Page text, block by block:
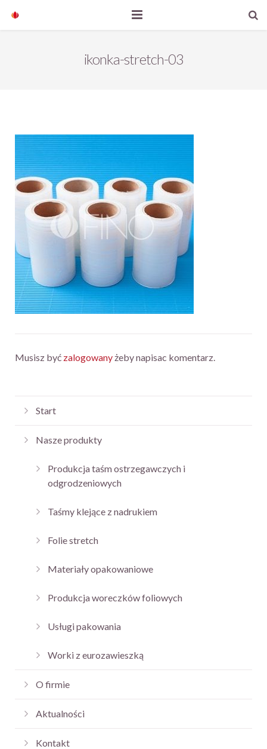
Kontakt
ikonka-stretch-03
Musisz być zalogowanyżeby napisac komentarz.
Start
Nasze produkty
Produkcja taśm ostrzegawczych i
odgrodzeniowych
Taśmy klejące z nadrukiem
Folie stretch
Materiały opakowaniowe
Produkcja woreczków foliowych
Usługi pakowania
Worki z eurozawieszką
O firmie
Aktualności
Kontakt